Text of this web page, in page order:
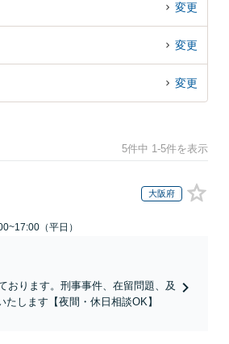
変更
変更
変更
5件中 1-5件を表示
大阪府
（平日）
おります。刑事事件、在留問題、及
します【夜間・休日相談OK】